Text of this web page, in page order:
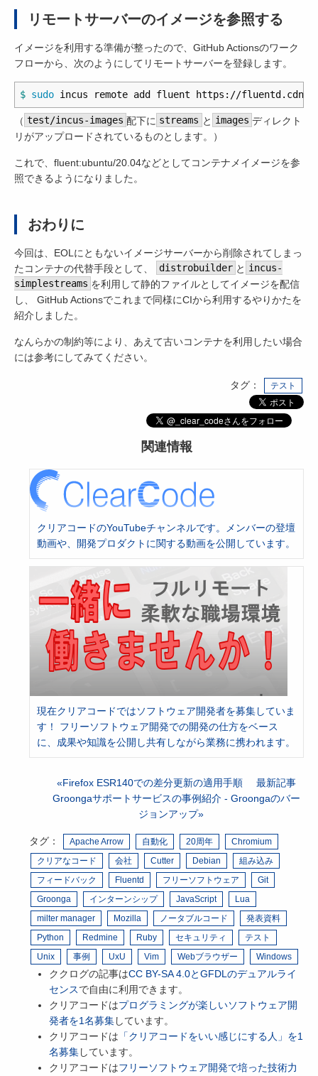
リモートサーバーのイメージを参照する
イメージを利用する準備が整ったので、GitHub Actionsのワーク
フローから、次のようにしてリモートサーバーを登録します。
$ sudo incus remote add fluent https://
（ test/incus-images 配下に streams と images ディレクト
リがアップロードされているものとします。）
これで、fluent:ubuntu/20.04などとしてコンテナメイメージを参
照できるようになりました。
おわりに
今回は、EOLにともないイメージサーバーから削除されてしまっ
たコンテナの代替手段として、
distrobuilder と incus-
simplestreams を利用して静的ファイルとしてイメージを配信
し、 GitHub Actionsでこれまで同様にCIから利用するやりかたを
紹介しました。
なんらかの制約等により、あえて古いコンテナを利用したい場合
には参考にしてみてください。
タグ： テスト
関連情報
クリアコードのYouTubeチャンネルです。メンバーの登壇
動画や、開発プロダクトに関する動画を公開しています。
現在クリアコードではソフトウェア開発者を募集していま
す！ フリーソフトウェア開発での開発の仕方をベース
に、成果や知識を公開し共有しながら業務に携われます。
Firefox ESR140での差分更新の適用手順
最新記事
Groongaサポートサービスの事例紹介 - Groongaのバー
ジョンアップ
タグ： Apache Arrow 自動化 20周年
Chromium
クリアなコード
会社 Cutter Debian
組み込み
フィードバック
Fluentd フリーソフトウェア
Git
Groonga
インターンシップ JavaScript
Lua
milter manager
Mozilla ノータブルコード
発表資料
Python
Redmine Ruby セキュリティ
テスト
Unix
事例 UxU Vim Webブラウザー Windows
ククログの記事はCC BY-SA 4.0とGFDLのデュアルライ
センスで自由に利用できます。
クリアコードはプログラミングが楽しいソフトウェア開
発者を1名募集しています。
クリアコードは 「クリアコードをいい感じにする人」を1
名募集しています。
クリアコードはフリーソフトウェア開発で培った技術力